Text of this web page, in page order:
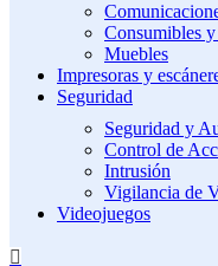
Consumibles
Muebles
Impresoras y
Seguridad
Seguridad y
Control de
Intrusión
Vigilancia de
Videojuegos